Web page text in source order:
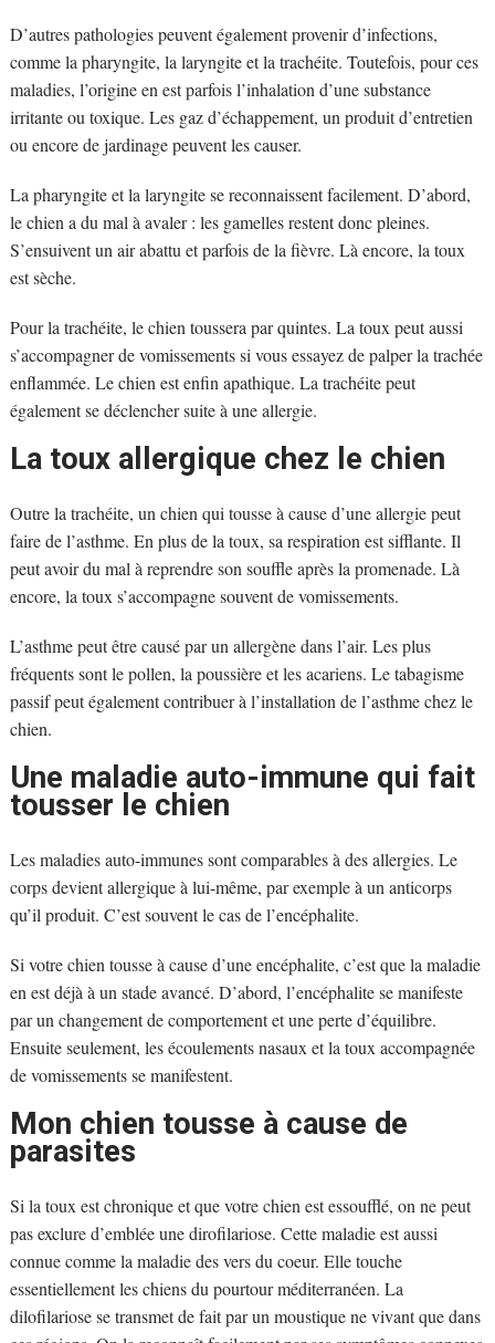
D’autres pathologies peuvent également provenir d’infections,
comme la pharyngite, la laryngite et la trachéite. Toutefois, pour ces
maladies, l’origine en est parfois l’inhalation d’une substance
irritante ou toxique. Les gaz d’échappement, un produit d’entretien
ou encore de jardinage peuvent les causer.
La pharyngite et la laryngite se reconnaissent facilement. D’abord,
le chien a du mal à avaler : les gamelles restent donc pleines.
S’ensuivent un air abattu et parfois de la fièvre. Là encore, la toux
est sèche.
Pour la trachéite, le chien toussera par quintes. La toux peut aussi
s’accompagner de vomissements si vous essayez de palper la trachée
enflammée. Le chien est enfin apathique. La trachéite peut
également se déclencher suite à une allergie.
La toux allergique chez le chien
Outre la trachéite, un chien qui tousse à cause d’une allergie peut
faire de l’asthme. En plus de la toux, sa respiration est sifflante. Il
peut avoir du mal à reprendre son souffle après la promenade. Là
encore, la toux s’accompagne souvent de vomissements.
L’asthme peut être causé par un allergène dans l’air. Les plus
fréquents sont le pollen, la poussière et les acariens. Le tabagisme
passif peut également contribuer à l’installation de l’asthme chez le
chien.
Une maladie auto-immune qui fait
tousser le chien
Les maladies auto-immunes sont comparables à des allergies. Le
corps devient allergique à lui-même, par exemple à un anticorps
qu’il produit. C’est souvent le cas de l’encéphalite.
Si votre chien tousse à cause d’une encéphalite, c’est que la maladie
en est déjà à un stade avancé. D’abord, l’encéphalite se manifeste
par un changement de comportement et une perte d’équilibre.
Ensuite seulement, les écoulements nasaux et la toux accompagnée
de vomissements se manifestent.
Mon chien tousse à cause de
parasites
Si la toux est chronique et que votre chien est essoufflé, on ne peut
pas exclure d’emblée une dirofilariose. Cette maladie est aussi
connue comme la maladie des vers du coeur. Elle touche
essentiellement les chiens du pourtour méditerranéen. La
dilofilariose se transmet de fait par un moustique ne vivant que dans